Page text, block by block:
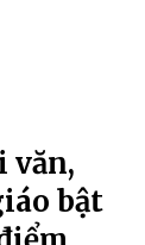
văn,
bật